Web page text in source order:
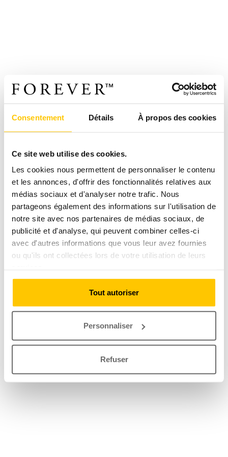
Consentement Détails À propos des cookies
Ce site web utilise des cookies.
Les cookies nous permettent de personnaliser le contenu
et les annonces, d'offrir des fonctionnalités relatives aux
médias sociaux et d'analyser notre trafic. Nous
partageons également des informations sur l'utilisation de
notre site avec nos partenaires de médias sociaux, de
publicité et d'analyse, qui peuvent combiner celles-ci
avec d'autres informations que vous leur avez fournies
ou qu'ils ont collectées lors de votre utilisation de leurs
Tout autoriser
Personnaliser
Refuser